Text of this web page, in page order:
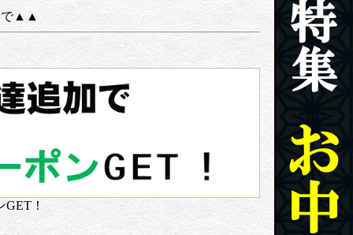
で▲▲
！